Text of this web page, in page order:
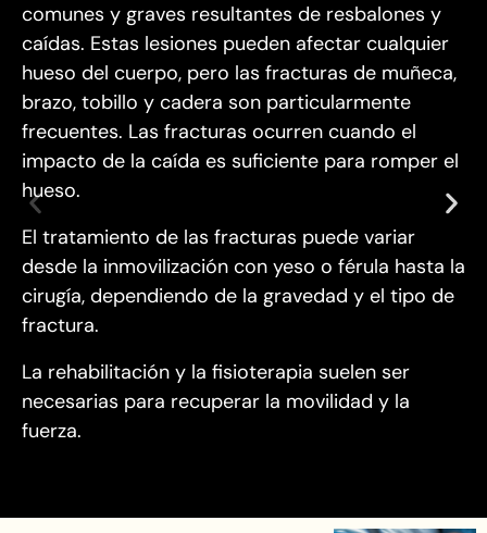
comunes y graves resultantes de resbalones y
caídas. Estas lesiones pueden afectar cualquier
hueso del cuerpo, pero las fracturas de muñeca,
brazo, tobillo y cadera son particularmente
frecuentes. Las fracturas ocurren cuando el
impacto de la caída es suficiente para romper el
hueso.
El tratamiento de las fracturas puede variar
desde la inmovilización con yeso o férula hasta la
cirugía, dependiendo de la gravedad y el tipo de
fractura.
La rehabilitación y la fisioterapia suelen ser
necesarias para recuperar la movilidad y la
fuerza.